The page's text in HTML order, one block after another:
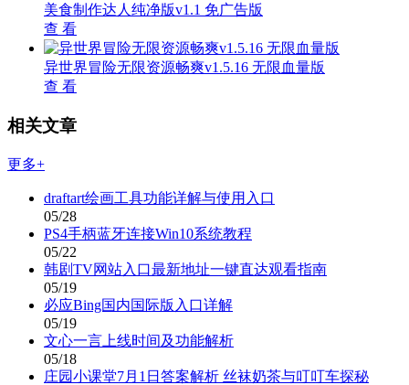
美食制作达人纯净版v1.1 免广告版
查 看
异世界冒险无限资源畅爽v1.5.16 无限血量版
查 看
相关文章
更多+
draftart绘画工具功能详解与使用入口
05/28
PS4手柄蓝牙连接Win10系统教程
05/22
韩剧TV网站入口最新地址一键直达观看指南
05/19
必应Bing国内国际版入口详解
05/19
文心一言上线时间及功能解析
05/18
庄园小课堂7月1日答案解析 丝袜奶茶与叮叮车探秘